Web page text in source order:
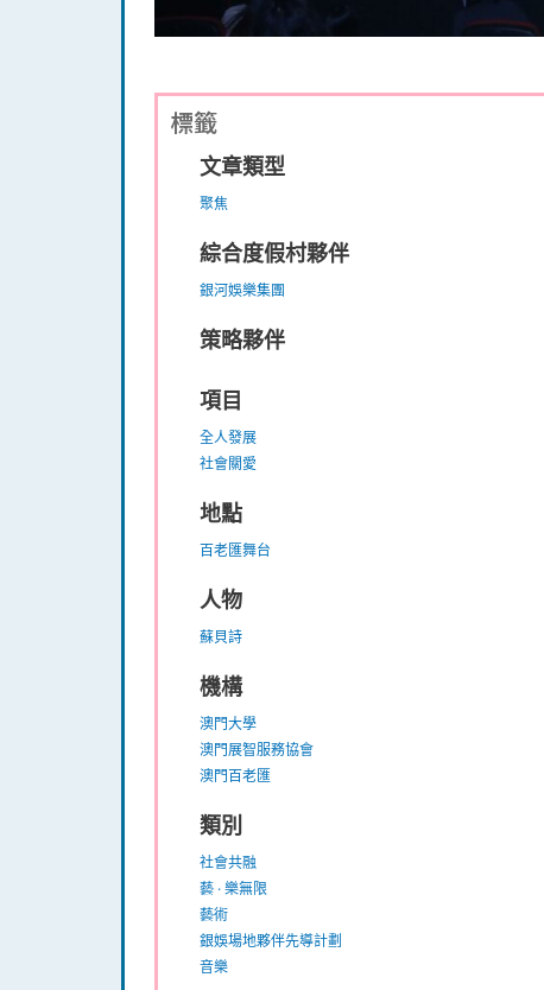
標籤
文章類型
聚焦
綜合度假村夥伴
銀河娛樂集團
策略夥伴
項目
全人發展
社會關愛
地點
百老匯舞台
人物
蘇貝詩
機構
澳門大學
澳門展智服務協會
澳門百老匯
類別
社會共融
藝 · 樂無限
藝術
銀娛場地夥伴先導計劃
音樂